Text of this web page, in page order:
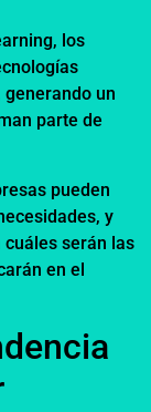
los
un
parte de
pueden
y
serán las
en el